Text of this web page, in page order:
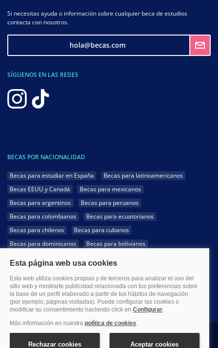
Si necesitas ayuda o información sobre cualquier beca de estudios
contacta con nosotros.
hola@becas.com
SÍGUENOS EN LAS REDES
BECAS POR NACIONALIDAD
Becas para estudiar en España
Becas para latinoamericanos
Becas EEUU y Canadá
Becas para mexicanos
Becas para argentinos
Becas para peruanos
Becas para colombianos
Becas para ecuatorianos
Becas para chilenos
Becas para cubanos
Becas para dominicanos
Becas para bolivianos
Becas para hondureños
Becas para paraguayos
Becas para uruguayos
Becas para salvadoreños
1999-2026 Becas.com @Todos los derechos reservados